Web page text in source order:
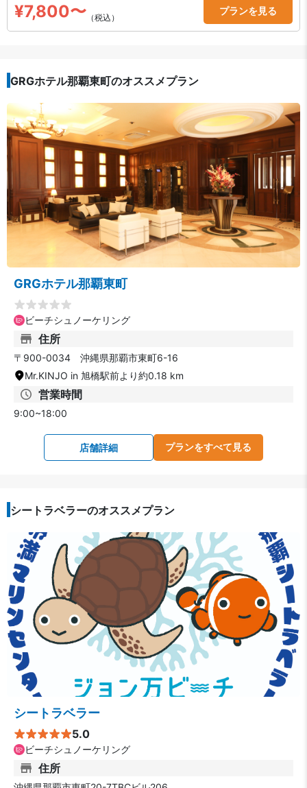
¥7,800〜 （税込）
プランを見る
GRGホテル那覇東町のオススメプラン
GRGホテル那覇東町
ビーチシュノーケリング
住所
〒900-0034 沖縄県那覇市東町6-16
Mr.KINJO in 旭橋駅前より約0.18 km
営業時間
9:00~18:00
店舗詳細 プランをすべて見る
シートラベラーのオススメプラン
シートラベラー
5.0
ビーチシュノーケリング
住所